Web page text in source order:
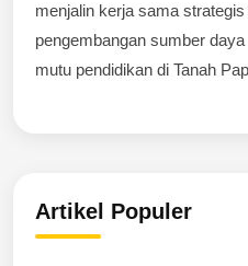
menjalin kerja sama
pengembangan sumber
mutu pendidikan di Tanah
Artikel Populer